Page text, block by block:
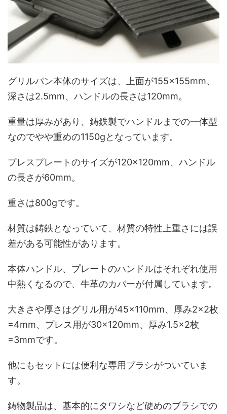
グリルパン本体のサイズは、上面が155×155mm、
深さは2.5mm、ハンドルの長さは120mm。
重量は厚みがあり、鋳鉄製でハンドルまでの一体型
なのでやや重めの1150gとなっています。
プレスプレートのサイズが120×120mm、ハンドル
の長さが60mm。
重さは800gです。
材質は鋳鉄となっていて、材質の特性上重さには誤
差がある可能性があります。
本体ハンドル、プレートのハンドルはそれぞれ使用
中熱くなるので、牛革のカバーが付属しています。
大きさや厚さはグリル用が45×110mm、厚み2×2枚
=4mm、プレス用が30×120mm、厚み1.5×2枚
=3mmです。
他にもセットには便利な専用ブラシがついていま
す。
鋳物製品は、基本的にタワシなど硬めのブラシでの